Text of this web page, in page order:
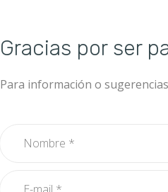
Gracias por ser
Para información o